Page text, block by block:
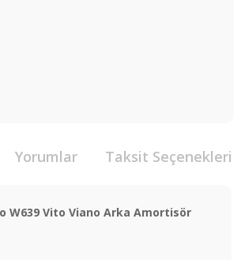
Yorumlar Taksit Seçenekleri
W639 Vito Viano Arka Amortisör